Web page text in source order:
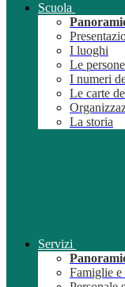
Scuola
I luoghi
Le persone
I numeri
Le carte
La storia
Servizi
Famiglie e